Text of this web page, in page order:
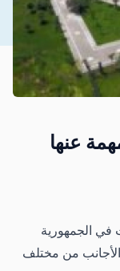
عنها
في الجمهورية
من مختلف